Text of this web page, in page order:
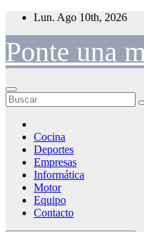
Saltar
contenido
Lun. Ago 10th, 2026
Ponte una
Cocina
Deportes
Empresas
Informática
Motor
Equipo
Contacto